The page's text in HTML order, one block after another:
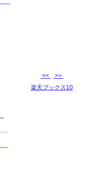
<<
>>
楽天ブックス10